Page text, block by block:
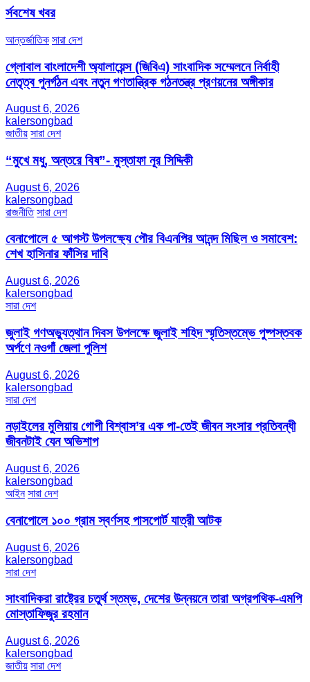
র্সবশেষ খবর
আন্তর্জাতিক সারা দেশ
গ্লোবাল বাংলাদেশী অ্যালায়েন্স (জিবিএ) সাংবাদিক সম্মেলনে নির্বাহী
নেতৃত্ব পুনর্গঠন এবং নতুন গণতান্ত্রিক গঠনতন্ত্র প্রণয়নের অঙ্গীকার
August 6, 2026
kalersongbad
জাতীয় সারা দেশ
“মুখে মধু, অন্তরে বিষ”- মুস্তাফা নূর সিদ্দিকী
August 6, 2026
kalersongbad
রাজনীতি সারা দেশ
বেনাপোলে ৫ আগস্ট উপলক্ষ্যে পৌর বিএনপির আনন্দ মিছিল ও সমাবেশ:
শেখ হাসিনার ফাঁসির দাবি
August 6, 2026
kalersongbad
সারা দেশ
জুলাই গণঅভ্যুত্থান দিবস উপলক্ষে জুলাই শহিদ স্মৃতিস্তম্ভে পুষ্পস্তবক
অর্পণে নওগাঁ জেলা পুলিশ
August 6, 2026
kalersongbad
সারা দেশ
নড়াইলের মুলিয়ায় গোপী বিশ্বাস’র এক পা-তেই জীবন সংসার প্রতিবন্ধী
জীবনটাই যেন অভিশাপ
August 6, 2026
kalersongbad
আইন সারা দেশ
বেনাপোলে ১০০ গ্রাম স্বর্ণসহ পাসপোর্ট যাত্রী আটক
August 6, 2026
kalersongbad
সারা দেশ
সাংবাদিকরা রাষ্ট্রের চতুর্থ স্তম্ভ, দেশের উন্নয়নে তারা অগ্রপথিক-এমপি
মোস্তাফিজুর রহমান
August 6, 2026
kalersongbad
জাতীয় সারা দেশ